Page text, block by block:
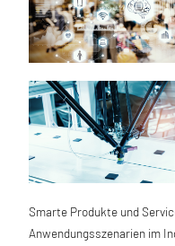
Smarte Produkte und
Anwendungsszenarien im